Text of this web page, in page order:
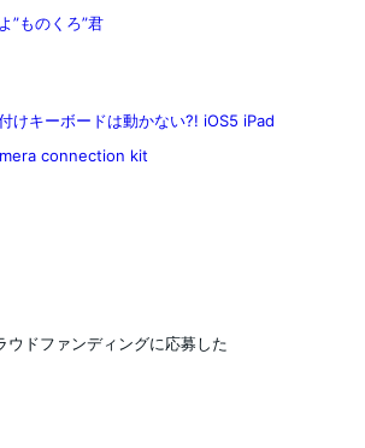
”ものくろ”君
けキーボードは動かない?! iOS5 iPad
connection kit
ウドファンディングに応募した